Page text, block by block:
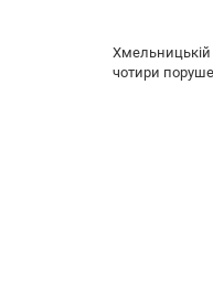
Хмельницькій
чотири